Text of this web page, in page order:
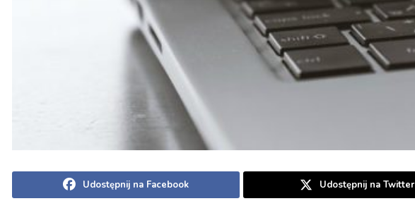
Udostępnij na Facebook Udostępnij na Twitter